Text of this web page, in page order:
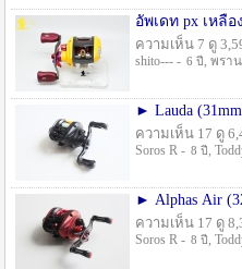
อัพเดท px เหลือง
ความเห็น 7 ดู
shito--- - 6 ปี , พรา
► Lauda
ความเห็น 17 ดู
Soros R - 8 ปี ,
► Alphas Air
ความเห็น 17 ดู
Soros R - 8 ปี ,